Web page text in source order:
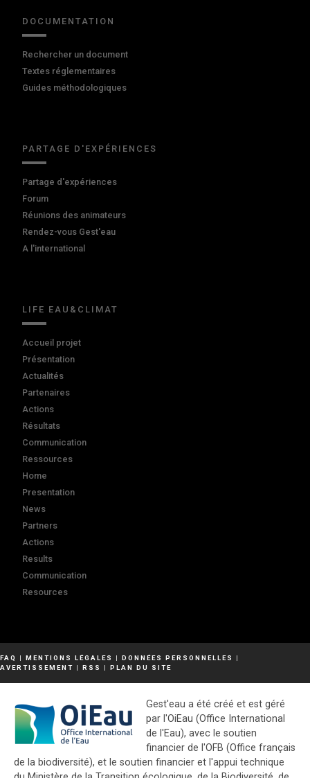
DOCUMENTATION
Rechercher un document
Textes réglementaires
Guides méthodologiques
PARTAGE D'EXPÉRIENCES
Partage d'expériences
Forum
Réunions des animateurs
Rendez-vous Gest'eau
A l'international
LIFE EAU&CLIMAT
Accueil projet
Présentation
Actualités
Partenaires
Actions
Résultats
Communication
Ressources
Home
Presentation
News
Partners
Actions
Results
Communication
Resources
FAQ | MENTIONS LÉGALES | DONNÉES PERSONNELLES
|
AVERTISSEMENT | RSS | PLAN DU SITE
Gest'eau a été créé et est géré
par l'OiEau (Office International
de l'Eau), avec le soutien
financier de l'OFB (Office français
de la biodiversité), et le soutien financier et l'appui technique